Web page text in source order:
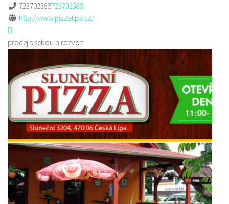
723702385723702385
http://www.pizzalipa.cz/
prodej s sebou a rozvoz